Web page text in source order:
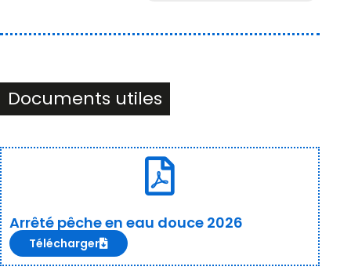
Documents utiles
Arrêté pêche en eau douce 2026
Télécharger